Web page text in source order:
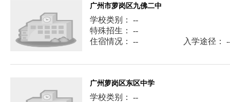
广州市萝岗区九佛二中
学校类别： --
特殊招生： --
住宿情况： --
入学途径：
广州萝岗区东区中学
学校类别： --